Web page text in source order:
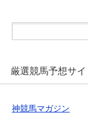
厳選競馬予想サイ
神競馬マガジン